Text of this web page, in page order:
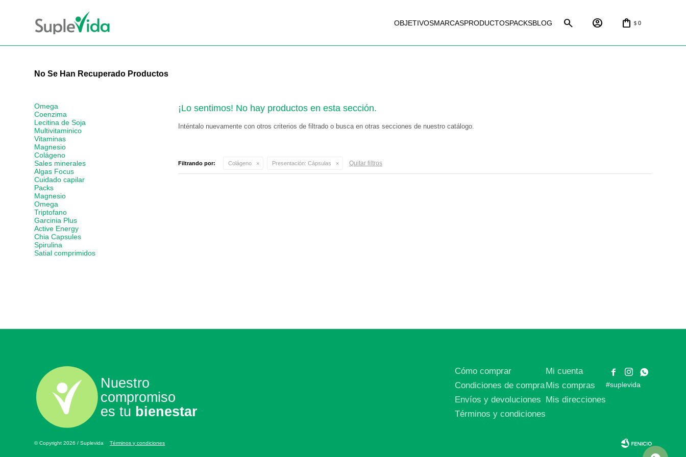
OBJETIVOSMARCASPRODUCTOSPACKSBLOG $ 0
No Se Han Recuperado Productos
¡Lo sentimos! No hay productos en esta sección.
Inténtalo nuevamente con otros criterios de filtrado o busca en otras secciones de nuestro catálogo.
Filtrando por: Colágeno Presentación: Cápsulas Quitar filtros
Omega
Coenzima
Lecitina de Soja
Multivitaminico
Vitaminas
Magnesio
Colágeno
Sales minerales
Algas Focus
Cuidado capilar
Packs
Magnesio
Omega
Triptofano
Garcinia Plus
Active Energy
Chia Capsules
Spirulina
Satial comprimidos
Nuestro
compromiso
es tu bienestar
Cómo comprar
Condiciones de compra
Envíos y devoluciones
Términos y condiciones
Mi cuenta
Mis compras
Mis direcciones
 

#suplevida
© Copyright 2026 / SuplevidaTérminos y condiciones